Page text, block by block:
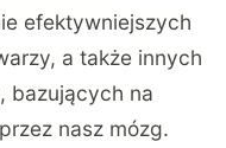
efektywniejszych
a także innych
bazujących na
nasz mózg.